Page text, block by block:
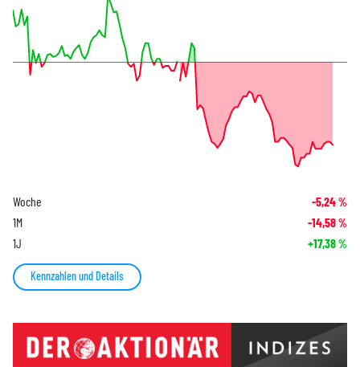
Woche -5,24%
1M -14,58%
1J +17,38%
Kennzahlen und Details